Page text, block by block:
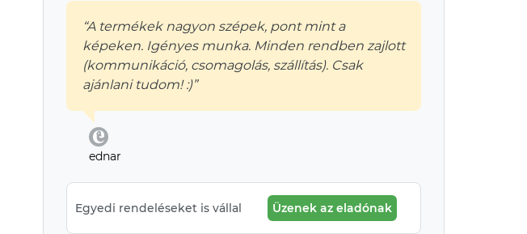
“A termékek nagyon szépek, pont mint a
képeken. Igényes munka. Minden rendben zajlott
(kommunikáció, csomagolás, szállítás). Csak
ajánlani tudom! :)”
ednar
Egyedi rendeléseket is vállal Üzenek az eladónak